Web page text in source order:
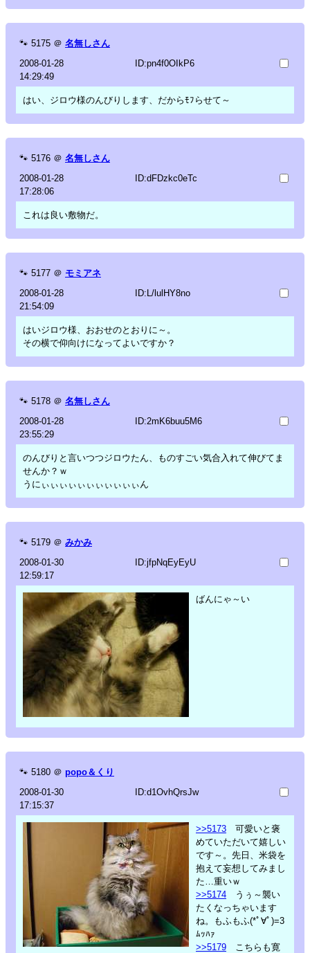
🐾 5175 ＠ 名無しさん
2008-01-28
14:29:49
ID:pn4f0OIkP6
はい、ジロウ様のんびりします、だからﾓﾌらせて～
🐾 5176 ＠ 名無しさん
2008-01-28
17:28:06
ID:dFDzkc0eTc
これは良い敷物だ。
🐾 5177 ＠ モミアネ
2008-01-28
21:54:09
ID:L/lulHY8no
はいジロウ様、おおせのとおりに～。
その横で仰向けになってよいですか？
🐾 5178 ＠ 名無しさん
2008-01-28
23:55:29
ID:2mK6buu5M6
のんびりと言いつつジロウたん、ものすごい気合入れて伸びてま
せんか？ｗ
うにぃぃぃぃぃぃぃぃぃぃぃん
🐾 5179 ＠ みかみ
2008-01-30
12:59:17
ID:jfpNqEyEyU
ばんにゃ～い
🐾 5180 ＠ popo＆くり
2008-01-30
17:15:37
ID:d1OvhQrsJw
>>5173 可愛いと褒
めていただいて嬉しい
です～。先日、米袋を
抱えて妄想してみまし
た…重いｗ
>>5174 うぅ～襲い
たくなっちゃいます
ね。もふもふ(*ﾟ∀ﾟ)=3
ﾑｯﾊｧ
>>5179 こちらも寛